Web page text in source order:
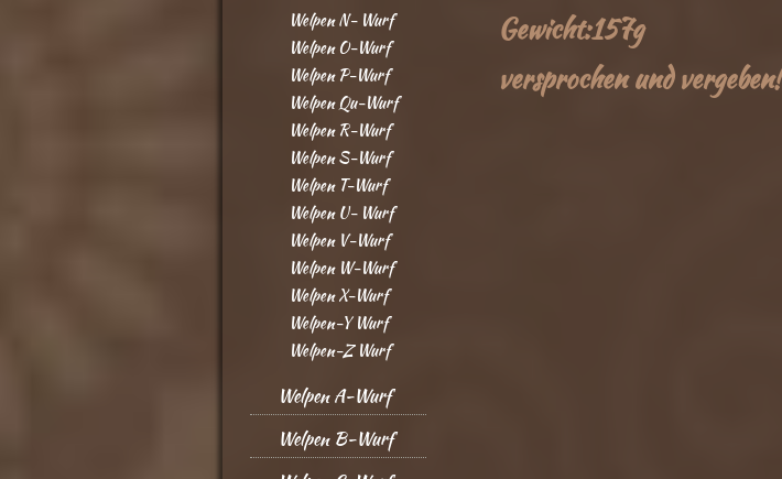
Welpen N- Wurf
Welpen O-Wurf
Welpen P-Wurf
Welpen Qu-Wurf
Welpen R-Wurf
Welpen S-Wurf
Welpen T-Wurf
Welpen U- Wurf
Welpen V-Wurf
Welpen W-Wurf
Welpen X-Wurf
Welpen-Y Wurf
Welpen-Z Wurf
Welpen A-Wurf
Welpen B-Wurf
Gewicht:157g
versprochen und vergeben!